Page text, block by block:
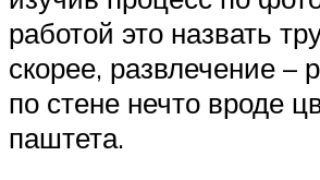
работой это назвать
скорее, развлечение –
по стене нечто вроде
паштета.